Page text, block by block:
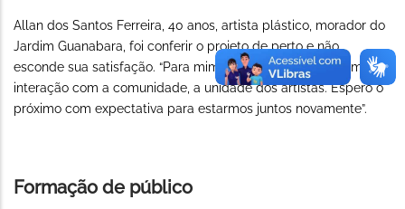
Allan dos Santos Ferreira, 40 anos, artista plástico, morador do
Jardim Guanabara, foi conferir o projeto de perto e não
esconde sua satisfação. “Para mim o trabalho é muito bom, a
interação com a comunidade, a unidade dos artistas. Espero o
próximo com expectativa para estarmos juntos novamente”.
Formação de público